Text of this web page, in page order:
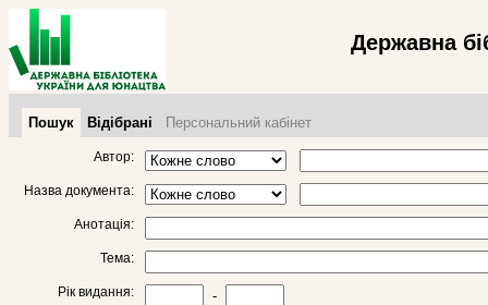
Державна
Пошук Відібрані Персональний кабінет
Автор:
Назва документа:
Анотація:
Тема:
Рік видання: -